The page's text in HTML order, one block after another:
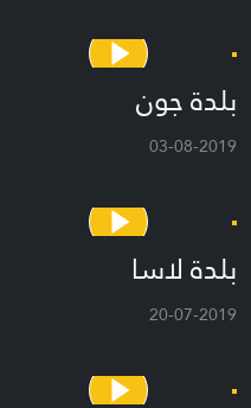
بلدة جون
03-08-2019
بلدة لاسا
20-07-2019